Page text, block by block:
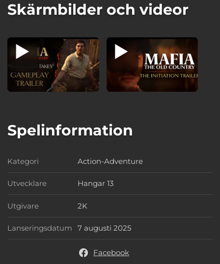
Skärmbilder och videor
Spelinformation
Kategori Kategori
Action-Adventure
Utvecklare Utvecklare
Hangar 13
Utgivare Utgivare
2K
Lanseringsdatum Lanseringsdatum
7 augusti 2025
Facebook